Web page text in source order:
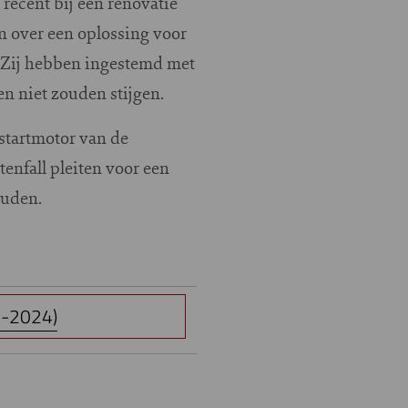
over een oplossing voor
hebben ingestemd met
niet zouden stijgen.
van de
pleiten voor een
2024)